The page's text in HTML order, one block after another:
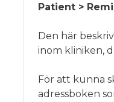
Patient >
Den här
inom kliniken,
För att kunna
adressboken